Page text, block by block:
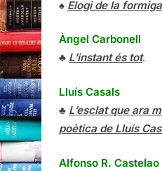
♠ Elogi de la formiga
Àngel Carbonell
♣ L’instant és tot.
Lluís Casals
♣ L’esclat que ara
poètica de Lluís
Alfonso R. Castelao